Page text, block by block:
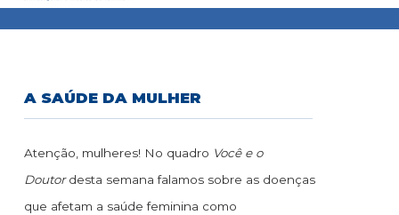
A SAÚDE DA MULHER
Atenção, mulheres! No quadro Você e o
Doutordesta semana falamos sobre as doenças
que afetam a saúde feminina como